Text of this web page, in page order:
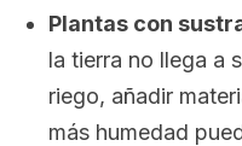
Plantas con
la tierra no llega a
riego, añadir
más humedad